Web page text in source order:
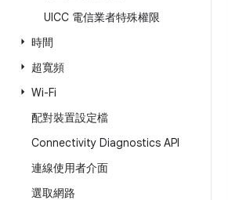
UICC 電信業者特殊權限
時間
超寬頻
Wi-Fi
配對裝置設定檔
Connectivity Diagnostics API
連線使用者介面
選取網路